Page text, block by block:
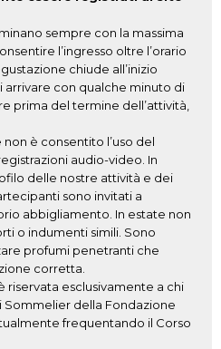
sempre con la massima
l’ingresso oltre l’orario
chiude all’inizio
arrivare con qualche minuto di
prima del termine dell’attività,
è consentito l’uso del
audio-video. In
delle nostre attività e dei
sono invitati a
abbigliamento. In estate non
o indumenti simili. Sono
profumi penetranti che
corretta.
riservata esclusivamente a chi
Sommelier della Fondazione
frequentando il Corso